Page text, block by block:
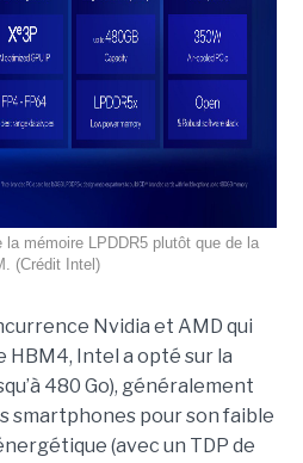
la mémoire LPDDR5 plutôt que de la
(Crédit Intel)
Nvidia et AMD qui
HBM4, Intel a opté sur la
480 Go), généralement
smartphones pour son faible
(avec un TDP de